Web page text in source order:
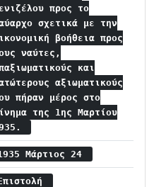
προς το
σχετικά με την
βοήθεια προς
ναύτες,
και
αξιωματικούς
πήραν μέρος στο
της 1ης Μαρτίου
Μάρτιος 24